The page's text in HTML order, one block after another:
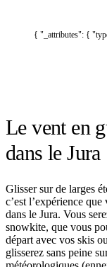
{ "_attributes": {
Le vent en
dans le Jura
Glisser sur de larges
c’est l’expérience
dans le Jura. Vous
snowkite, que vous
départ avec vos skis
glisserez sans peine